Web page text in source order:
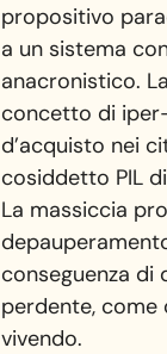
propositivo
a un sistema
anacronistico.
concetto di
d’acquisto nei
cosiddetto PIL
La massiccia
conseguenza di
perdente,
vivendo.